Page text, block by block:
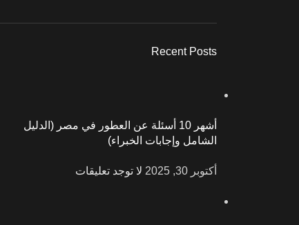
Recent Posts
أشهر 10 أسئلة عن العطور في مصر (الدليل
الشامل وإجابات الخبراء)
أكتوبر 30, 2025 لا توجد تعليقات